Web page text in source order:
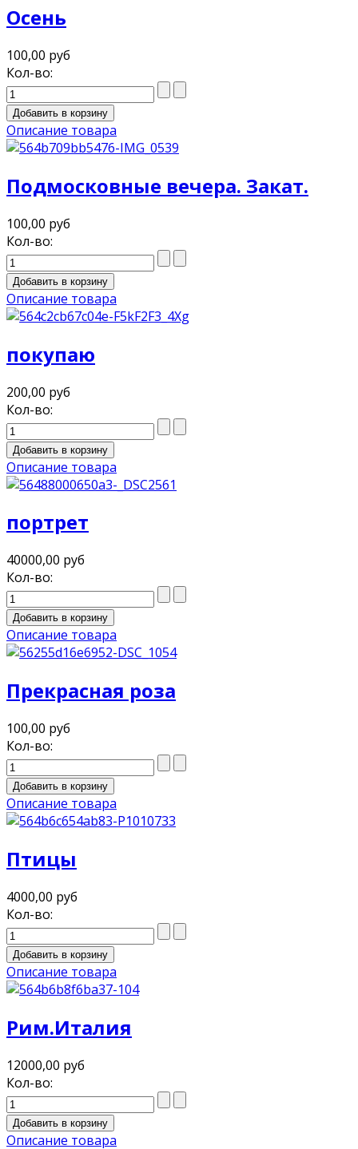
Осень
100,00 руб
Кол-во:
Описание товара
Подмосковные вечера. Закат.
100,00 руб
Кол-во:
Описание товара
покупаю
200,00 руб
Кол-во:
Описание товара
портрет
40000,00 руб
Кол-во:
Описание товара
Прекрасная роза
100,00 руб
Кол-во:
Описание товара
Птицы
4000,00 руб
Кол-во:
Описание товара
Рим.Италия
12000,00 руб
Кол-во:
Описание товара